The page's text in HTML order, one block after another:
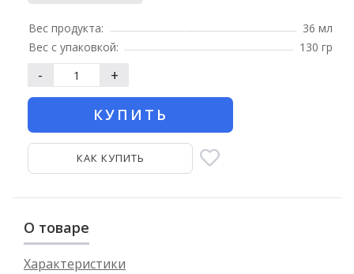
Вес продукта:
36 мл
Вес с упаковкой:
130 гр
- +
КУПИТЬ
КАК КУПИТЬ
О товаре
Характеристики